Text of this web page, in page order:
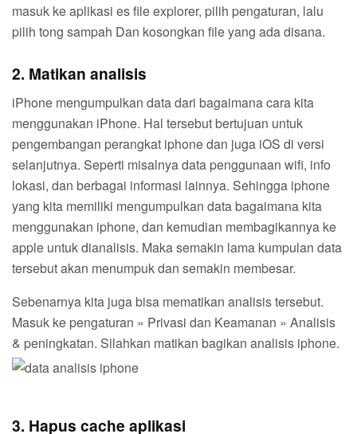
masuk ke aplikasi es file explorer, pilih pengaturan, lalu
pilih tong sampah Dan kosongkan file yang ada disana.
2. Matikan analisis
iPhone mengumpulkan data dari bagaimana cara kita
menggunakan iPhone. Hal tersebut bertujuan untuk
pengembangan perangkat iphone dan juga iOS di versi
selanjutnya. Seperti misalnya data penggunaan wifi, info
lokasi, dan berbagai informasi lainnya. Sehingga iphone
yang kita memiliki mengumpulkan data bagaimana kita
menggunakan iphone, dan kemudian membagikannya ke
apple untuk dianalisis. Maka semakin lama kumpulan data
tersebut akan menumpuk dan semakin membesar.
Sebenarnya kita juga bisa mematikan analisis tersebut.
Masuk ke pengaturan » Privasi dan Keamanan » Analisis
& peningkatan. Silahkan matikan bagikan analisis iphone.
3. Hapus cache aplikasi